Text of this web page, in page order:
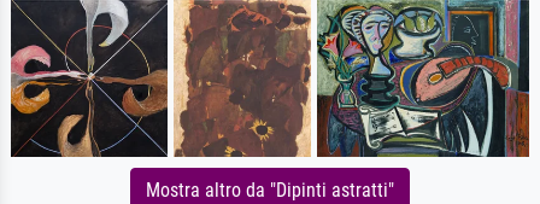
Mostra altro da "Dipinti astratti"